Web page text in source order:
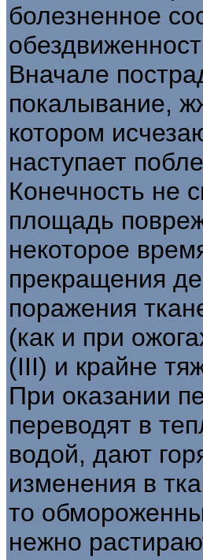
болезненное
Вначале
покалывание,
котором
наступает
Конечность не
площадь
некоторое
прекращения
поражения
(как и при
(III) и крайне
При оказании
переводят в
водой, дают
изменения в
то
нежно